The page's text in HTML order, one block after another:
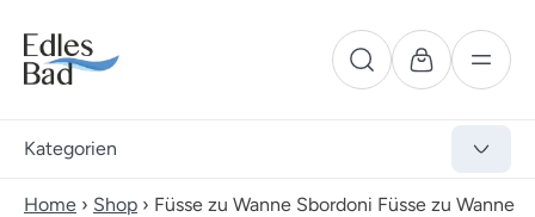
Kategorien
Home › Shop › Füsse zu Wanne Sbordoni Füsse zu Wanne